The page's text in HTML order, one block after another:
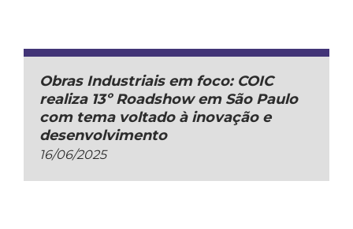
Obras Industriais em foco: COIC
realiza 13º Roadshow em São Paulo
com tema voltado à inovação e
desenvolvimento
16/06/2025